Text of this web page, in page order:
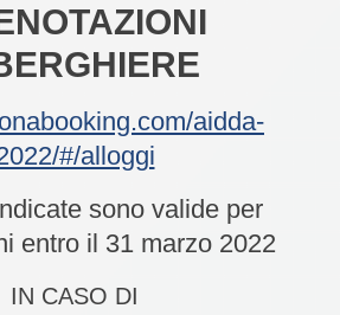
aidda-
#/alloggi
sono valide per
entro il 31 marzo 2022
IN CASO DI